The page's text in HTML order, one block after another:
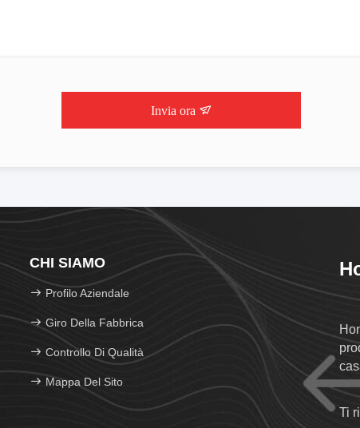
Invia ora
CHI SIAMO
Profilo Aziendale
Giro Della Fabbrica
Controllo Di Qualità
Mappa Del Sito
Ti